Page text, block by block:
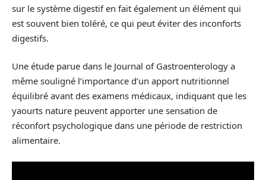
sur le système digestif en fait également un élément qui
est souvent bien toléré, ce qui peut éviter des inconforts
digestifs.
Une étude parue dans le Journal of Gastroenterology a
même souligné l’importance d’un apport nutritionnel
équilibré avant des examens médicaux, indiquant que les
yaourts nature peuvent apporter une sensation de
réconfort psychologique dans une période de restriction
alimentaire.